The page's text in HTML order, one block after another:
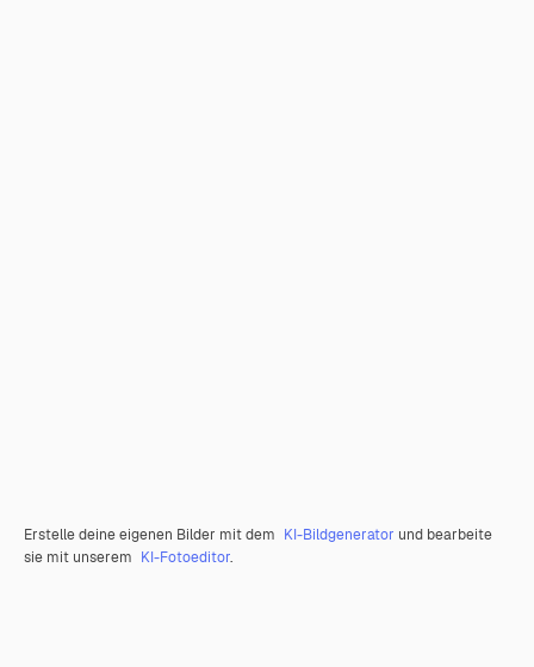
Erstelle deine eigenen Bilder mit dem KI-Bildgenerator und bearbeite
sie mit unserem KI-Fotoeditor.